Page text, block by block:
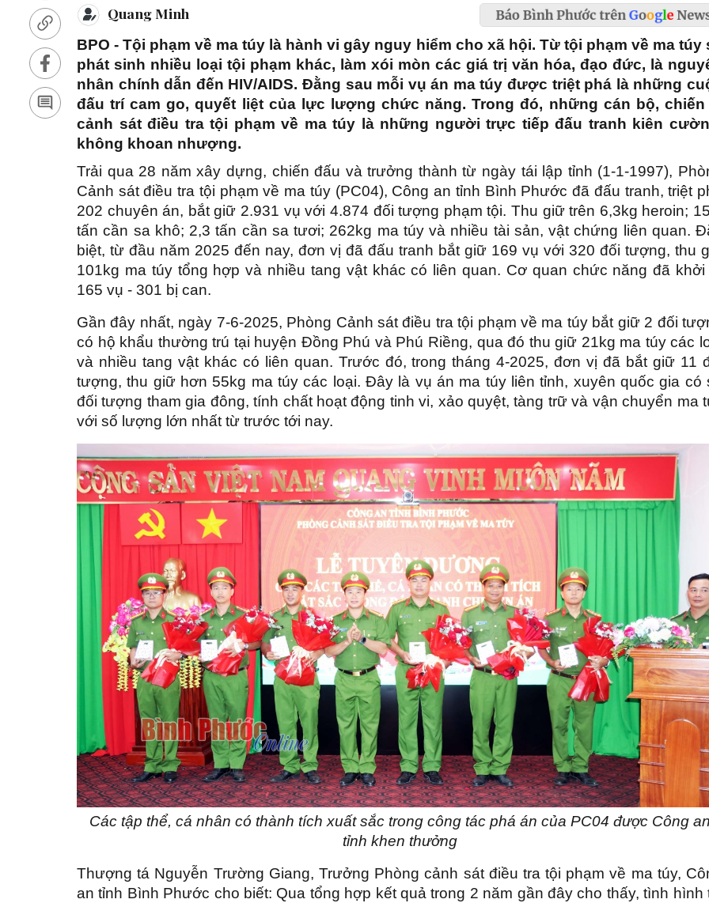
Quang Minh
BPO - Tội phạm về ma túy là hành vi gây nguy hiểm cho xã hội. Từ tội phạm về ma túy
phát sinh nhiều loại tội phạm khác, làm xói mòn các giá trị văn hóa, đạo đức, là
nhân chính dẫn đến HIV/AIDS. Đằng sau mỗi vụ án ma túy được triệt phá là những
đấu trí cam go, quyết liệt của lực lượng chức năng. Trong đó, những cán bộ, chiến
cảnh sát điều tra tội phạm về ma túy là những người trực tiếp đấu tranh kiên
không khoan nhượng.
Trải qua 28 năm xây dựng, chiến đấu và trưởng thành từ ngày tái lập tỉnh (1-1-1997),
Cảnh sát điều tra tội phạm về ma túy (PC04), Công an tỉnh Bình Phước đã đấu tranh, triệt
202 chuyên án, bắt giữ 2.931 vụ với 4.874 đối tượng phạm tội. Thu giữ trên 6,3kg heroin;
tấn cần sa khô; 2,3 tấn cần sa tươi; 262kg ma túy và nhiều tài sản, vật chứng liên quan.
biệt, từ đầu năm 2025 đến nay, đơn vị đã đấu tranh bắt giữ 169 vụ với 320 đối tượng, thu
101kg ma túy tổng hợp và nhiều tang vật khác có liên quan. Cơ quan chức năng đã khởi
165 vụ - 301 bị can.
Gần đây nhất, ngày 7-6-2025, Phòng Cảnh sát điều tra tội phạm về ma túy bắt giữ 2 đối
có hộ khẩu thường trú tại huyện Đồng Phú và Phú Riềng, qua đó thu giữ 21kg ma túy các
và nhiều tang vật khác có liên quan. Trước đó, trong tháng 4-2025, đơn vị đã bắt giữ 11
tượng, thu giữ hơn 55kg ma túy các loại. Đây là vụ án ma túy liên tỉnh, xuyên quốc gia có
đối tượng tham gia đông, tính chất hoạt động tinh vi, xảo quyệt, tàng trữ và vận chuyển ma
với số lượng lớn nhất từ trước tới nay.
Các tập thể, cá nhân có thành tích xuất sắc trong công tác phá án của PC04 được Công an
tỉnh khen thưởng
Thượng tá Nguyễn Trường Giang, Trưởng Phòng cảnh sát điều tra tội phạm về ma túy,
an tỉnh Bình Phước cho biết: Qua tổng hợp kết quả trong 2 năm gần đây cho thấy, tình hình